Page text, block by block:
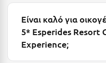
Μέτσοβο
Μήλος
Είναι καλό για
5* Esperides Resort
Experience;